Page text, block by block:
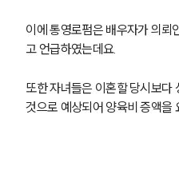
이에 통영로펌은 배우자가 의뢰
고 언급하였는데요.
또한 자녀들은 이혼할 당시보다
것으로 예상되어 양육비 증액을